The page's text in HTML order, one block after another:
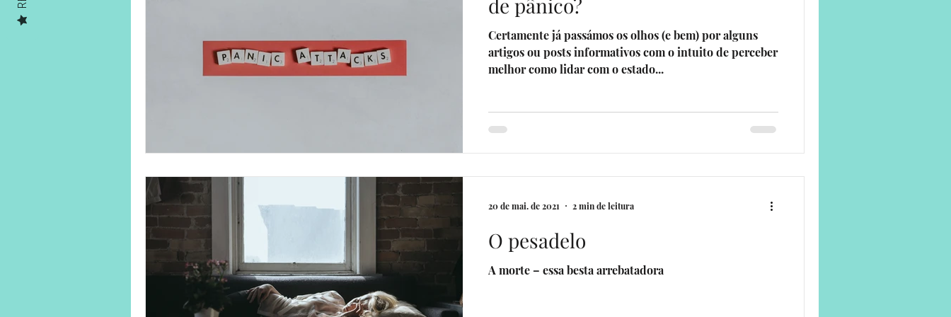
de pânico?
Certamente já passámos os olhos (e bem) por alguns
artigos ou posts informativos com o intuito de perceber
melhor como lidar com o estado...
O pesadelo
A morte – essa besta arrebatadora
20 de mai. de 2021 2 min de leitura